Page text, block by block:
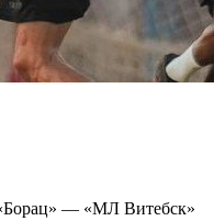
— «МЛ Витебск»